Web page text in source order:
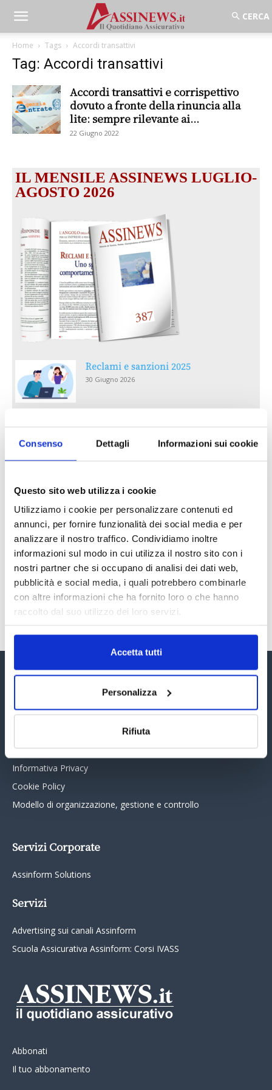
Consenso Dettagli Informazioni sui cookie
Questo sito web utilizza i cookie
Utilizziamo i cookie per personalizzare contenuti ed
annunci, per fornire funzionalità dei social media e per
analizzare il nostro traffico. Condividiamo inoltre
informazioni sul modo in cui utilizza il nostro sito con i
nostri partner che si occupano di analisi dei dati web,
pubblicità e social media, i quali potrebbero combinarle
con altre informazioni che ha fornito loro o che hanno
raccolto dal suo utilizzo dei loro servizi.
Accetta tutti
Personalizza
Rifiuta
Home Tags Accordi transattivi
Tag: Accordi transattivi
Accordi transattivi e corrispettivo
dovuto a fronte della rinuncia alla
lite: sempre rilevante ai...
22 Giugno 2022
IL MENSILE ASSINEWS LUGLIO-
AGOSTO 2026
Reclami e sanzioni 2025
30 Giugno 2026
RECENSIONI E CRISI DIGITALI
30 Giugno 2026
30 Giugno 2026
PREMI 2025. I TOP TEN
30 Giugno 2026
TUTTI GLI ARTICOLI DEL MESE
Assinform Editore
Chi siamo
Collabora con noi
Informativa Privacy
Cookie Policy
Modello di organizzazione, gestione e controllo
Servizi Corporate
Assinform Solutions
Servizi
Advertising sui canali Assinform
Scuola Assicurativa Assinform: Corsi IVASS
Abbonati
Il tuo abbonamento